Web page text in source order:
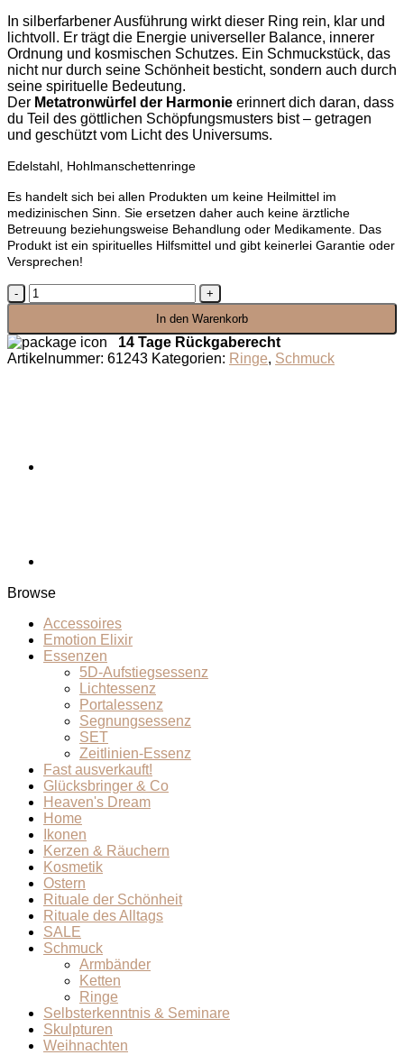
In silberfarbener Ausführung wirkt dieser Ring rein, klar und
lichtvoll. Er trägt die Energie universeller Balance, innerer
Ordnung und kosmischen Schutzes. Ein Schmuckstück, das
nicht nur durch seine Schönheit besticht, sondern auch durch
seine spirituelle Bedeutung.
Der Metatronwürfel der Harmonie erinnert dich daran, dass
du Teil des göttlichen Schöpfungsmusters bist – getragen
und geschützt vom Licht des Universums.
Edelstahl, Hohlmanschettenringe
Es handelt sich bei allen Produkten um keine Heilmittel im
medizinischen Sinn. Sie ersetzen daher auch keine ärztliche
Betreuung beziehungsweise Behandlung oder Medikamente. Das
Produkt ist ein spirituelles Hilfsmittel und gibt keinerlei Garantie oder
Versprechen!
Metatronwürfel
der
Menge
In den Warenkorb
14 Tage Rückgaberecht
Artikelnummer: 61243 Kategorien: Ringe, Schmuck
Browse
Accessoires
Emotion Elixir
Essenzen
5D-Aufstiegsessenz
Lichtessenz
Portalessenz
Segnungsessenz
SET
Zeitlinien-Essenz
Fast ausverkauft!
Glücksbringer & Co
Heaven's Dream
Home
Ikonen
Kerzen & Räuchern
Kosmetik
Ostern
Rituale der Schönheit
Rituale des Alltags
SALE
Schmuck
Armbänder
Ketten
Ringe
Selbsterkenntnis & Seminare
Skulpturen
Weihnachten